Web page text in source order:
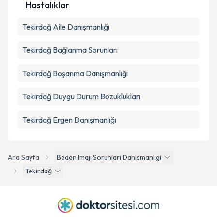
Ana Sayfa
Beden Imaji Sorunlari Danismanligi
Tekirdağ
Hastalıklar
Tekirdağ Aile Danışmanlığı
Tekirdağ Bağlanma Sorunları
Tekirdağ Boşanma Danışmanlığı
Tekirdağ Duygu Durum Bozuklukları
Tekirdağ Ergen Danışmanlığı